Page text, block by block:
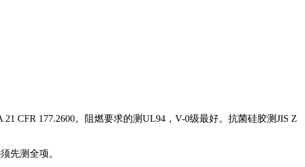
CFR 177.2600。阻燃要求的测UL94，V-0级最好。抗菌硅胶测JIS Z
先测全项。